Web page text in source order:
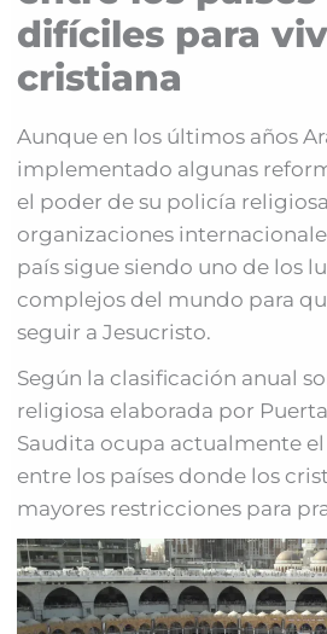
difíciles para
cristiana
Aunque en los últimos años
implementado algunas
el poder de su policía
organizaciones
país sigue siendo uno de los
complejos del mundo para
seguir a Jesucristo.
Según la clasificación anual
religiosa elaborada por
Saudita ocupa actualmente
entre los países donde los
mayores restricciones para